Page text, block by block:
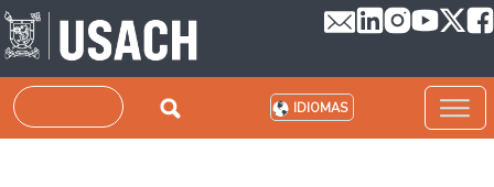
Pasar al contenido principal
Buscar IDIOMAS